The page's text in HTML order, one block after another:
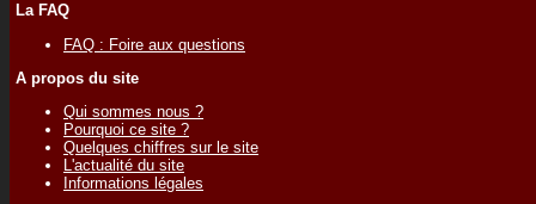
La FAQ
FAQ : Foire aux questions
A propos du site
Qui sommes nous ?
Pourquoi ce site ?
Quelques chiffres sur le site
L'actualité du site
Informations légales